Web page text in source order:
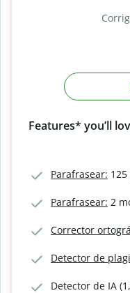
Features* you’ll
Parafrasear:
Parafrasear: 2
Corrector
Detector de
Detector de IA